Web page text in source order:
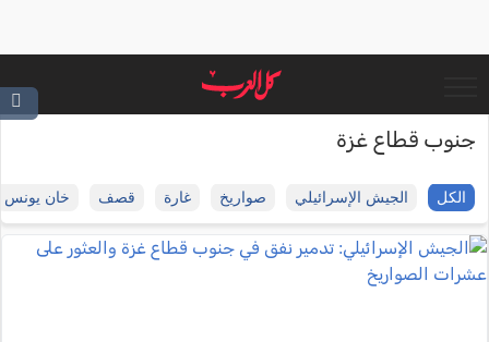
جنوب قطاع غزة
الكل الجيش الإسرائيلي صواريخ غارة قصف خان يونس